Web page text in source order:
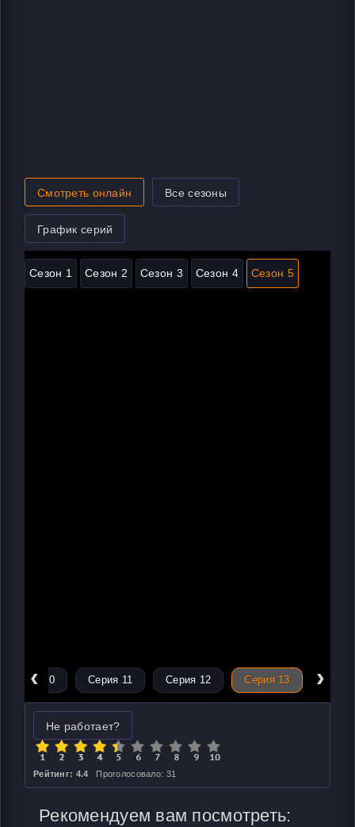
Смотреть онлайн Все сезоны
График серий
Сезон 1 Сезон 2 Сезон 3 Сезон 4 Сезон 5
‹
Серия 10 Серия 11 Серия 12 Серия 13 ›
Не работает?
Рейтинг: 4.4 Проголосовало: 31
Рекомендуем вам посмотреть: